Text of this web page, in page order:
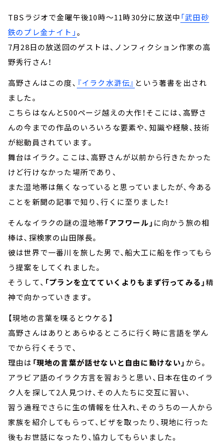
TBSラジオで金曜午後10時～11時30分に放送中 「武田砂
鉄のプレ金ナイト」。
7月28日の放送回のゲストは、ノンフィクション作家の高
野秀行さん！
高野さんはこの度、 『イラク水滸伝』 という著書を出され
ました。
こちらはなんと500ページ越えの大作！そこには、高野さ
んの今までの作品のいろいろな要素や、知識や経験、技術
が総動員されています。
舞台はイラク。ここは、高野さんが以前から行きたかった
けど行けなかった場所であり、
また湿地帯は無くなっていると思っていましたが、今ある
ことを新聞の記事で知り、行くに至りました！
そんなイラクの謎の湿地帯「アフワール」 に向かう旅の相
棒は、探検家の山田隊長。
彼は世界で一番川を旅した男で、船大工に船を作ってもら
う提案をしてくれました。
そうして、 「プランを立てていくよりもまず行ってみる」精
神で向かっていきます。
【現地の言葉を喋るとウケる】
高野さんはありとあらゆるところに行く時に言語を学ん
でから行くそうで、
理由は 「現地の言葉が話せないと自由に動けない」 から。
アラビア語のイラク方言を習おうと思い、日本在住のイラ
ク人を探して2人見つけ、その人たちに交互に習い、
習う過程でさらに生の情報を仕入れ、そのうちの一人から
家族を紹介してもらって、ビザを取ったり、現地に行った
後もお世話になったり、協力してもらいました。